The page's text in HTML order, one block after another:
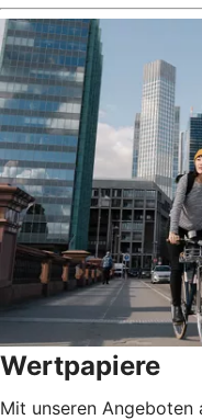
Wertpapiere
Mit unseren Angeboten